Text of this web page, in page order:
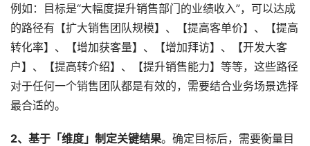
例如：目标是“大幅度提升销售部门的业绩收入”，可以达成
的路径有【扩大销售团队规模】、【提高客单价】、【提高
转化率】、【增加获客量】、【增加拜访】、【开发大客
户】、【提高转介绍】、【提升销售能力】等等，这些路径
对于任何一个销售团队都是有效的，需要结合业务场景选择
最合适的。
2、基于「维度」制定关键结果。确定目标后，需要衡量目